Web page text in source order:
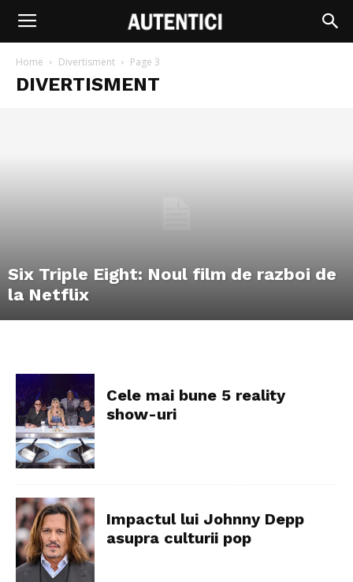
Home Divertisment Page 3
DIVERTISMENT
Six Triple Eight: Noul film de razboi de
la Netflix
Cele mai bune 5 reality
show-uri
Impactul lui Johnny Depp
asupra culturii pop